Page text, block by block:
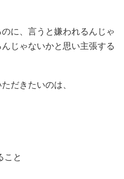
に、言うと嫌われるんじゃ
じゃないかと思い主張する
だきたいのは、
こと